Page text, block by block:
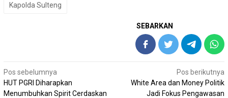
Kapolda Sulteng
SEBARKAN
Navigasi
pos
Pos sebelumnya
HUT PGRI Diharapkan
Menumbuhkan Spirit Cerdaskan
Pos berikutnya
White Area dan Money Politik
Jadi Fokus Pengawasan